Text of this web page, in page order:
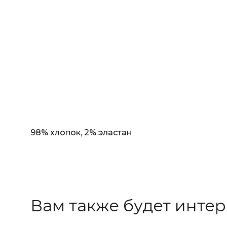
98% хлопок, 2% эластан
Вам также будет